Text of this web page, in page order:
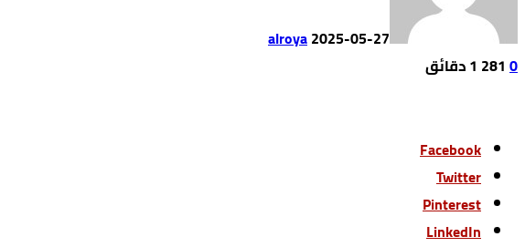
alroya2025-05-27
0
281 1 ‫دقائق‬
Facebook
Twitter
Pinterest
LinkedIn